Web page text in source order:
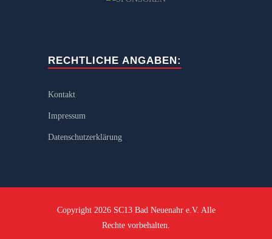
RECHTLICHE ANGABEN:
Kontakt
Impressum
Datenschutzerklärung
Copyright 2026 SC13 Bad Neuenahr e.V. Alle
Rechte vorbehalten.